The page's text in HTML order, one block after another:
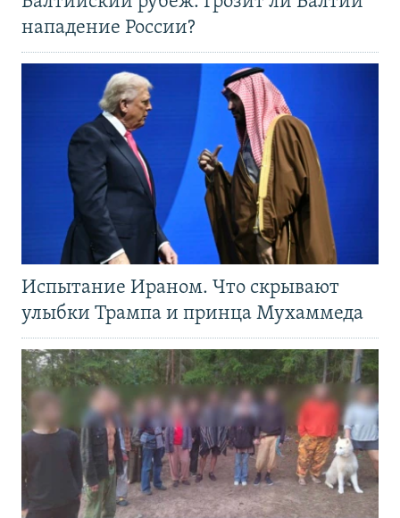
нападение России?
Испытание Ираном. Что скрывают
улыбки Трампа и принца Мухаммеда